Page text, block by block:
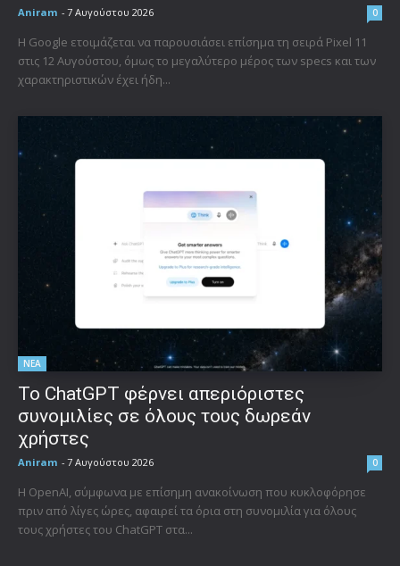
Aniram - 7 Αυγούστου 2026 0
Η Google ετοιμάζεται να παρουσιάσει επίσημα τη σειρά Pixel 11
στις 12 Αυγούστου, όμως το μεγαλύτερο μέρος των specs και των
χαρακτηριστικών έχει ήδη...
ΝΕΑ
Το ChatGPT φέρνει απεριόριστες
συνομιλίες σε όλους τους δωρεάν
χρήστες
Aniram - 7 Αυγούστου 2026 0
Η OpenAI, σύμφωνα με επίσημη ανακοίνωση που κυκλοφόρησε
πριν από λίγες ώρες, αφαιρεί τα όρια στη συνομιλία για όλους
τους χρήστες του ChatGPT στα...